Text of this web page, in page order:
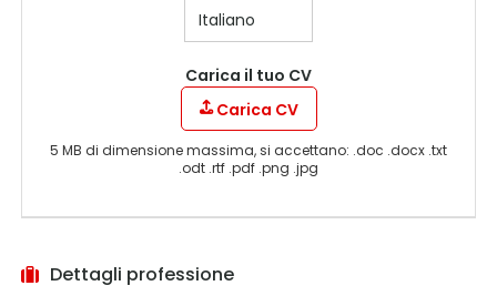
Carica il tuo CV
Carica CV
5 MB di dimensione massima, si accettano: .doc .docx .txt
.odt .rtf .pdf .png .jpg
Dettagli professione